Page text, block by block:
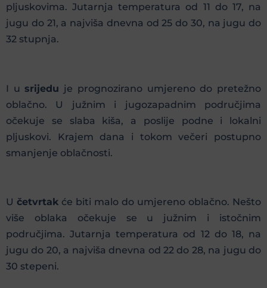
pljuskovima. Jutarnja temperatura od 11 do 17, na
jugu do 21, a najviša dnevna od 25 do 30, na jugu do
32 stupnja.
I usrijedu je prognozirano umjereno do pretežno
oblačno. U južnim i jugozapadnim područjima
očekuje se slaba kiša, a poslije podne i lokalni
pljuskovi. Krajem dana i tokom večeri postupno
smanjenje oblačnosti.
U četvrtak će biti malo do umjereno oblačno. Nešto
više oblaka očekuje se u južnim i istočnim
područjima. Jutarnja temperatura od 12 do 18, na
jugu do 20, a najviša dnevna od 22 do 28, na jugu do
30 stepeni.